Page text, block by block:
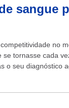
sangue
no
se tornasse cada
o seu diagnóstico